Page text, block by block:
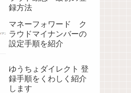
録方法
マネーフォワード ク
ラウドマイナンバーの
設定手順を紹介
ゆうちょダイレクト 登
録手順をくわしく紹介
します